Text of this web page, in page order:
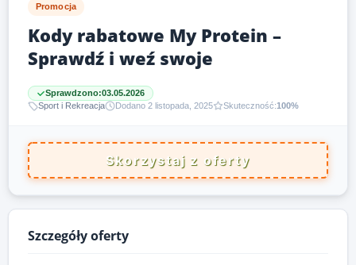
Promocja
Kody rabatowe My Protein –
Sprawdź i weź swoje
Sprawdzono:03.05.2026
Sport i Rekreacja
Dodano 2 listopada, 2025 Skuteczność:100%
Skorzystaj z oferty
Szczegóły oferty